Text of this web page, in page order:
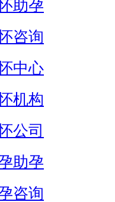
助孕
咨询
中心
机构
公司
助孕
咨询